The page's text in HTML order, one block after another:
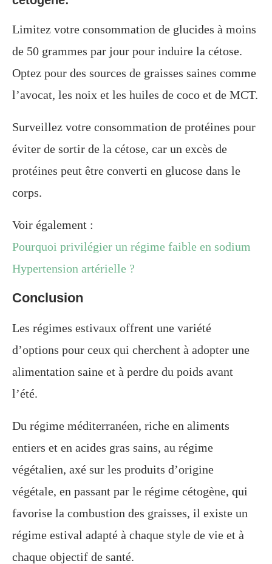
Limitez votre consommation de glucides à moins
de 50 grammes par jour pour induire la cétose.
Optez pour des sources de graisses saines comme
l’avocat, les noix et les huiles de coco et de MCT.
Surveillez votre consommation de protéines pour
éviter de sortir de la cétose, car un excès de
protéines peut être converti en glucose dans le
corps.
Voir également :
Pourquoi privilégier un régime faible en sodium
Hypertension artérielle ?
Conclusion
Les régimes estivaux offrent une variété
d’options pour ceux qui cherchent à adopter une
alimentation saine et à perdre du poids avant
l’été.
Du régime méditerranéen, riche en aliments
entiers et en acides gras sains, au régime
végétalien, axé sur les produits d’origine
végétale, en passant par le régime cétogène, qui
favorise la combustion des graisses, il existe un
régime estival adapté à chaque style de vie et à
chaque objectif de santé.